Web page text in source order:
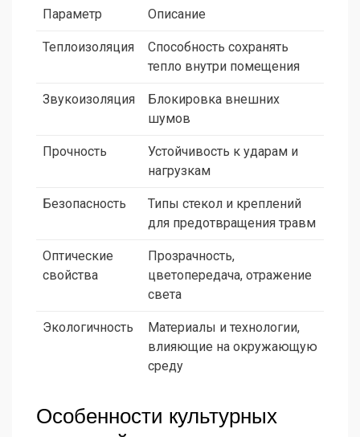
Параметр Описание
Теплоизоляция
Способность сохранять
тепло внутри помещения
Звукоизоляция
Блокировка внешних
шумов
Прочность
Устойчивость к ударам и
нагрузкам
Безопасность
Типы стекол и креплений
для предотвращения травм
Оптические
свойства
Прозрачность,
цветопередача, отражение
света
Экологичность
Материалы и технологии,
влияющие на окружающую
среду
Особенности культурных